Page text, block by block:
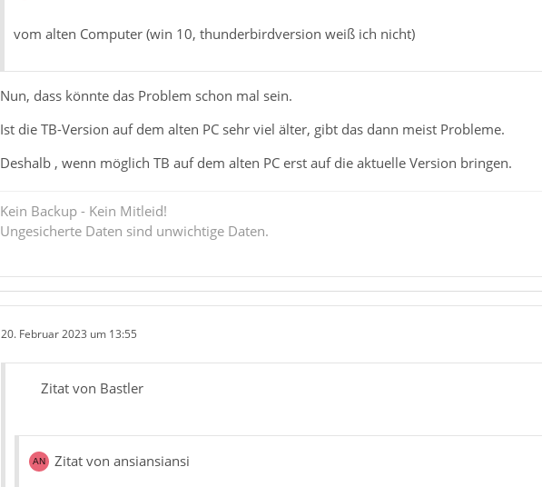
vom alten Computer (win 10, thunderbirdversion weiß ich nicht)
Nun, dass könnte das Problem schon mal sein.
Ist die TB-Version auf dem alten PC sehr viel älter, gibt das dann meist Probleme.
Deshalb , wenn möglich TB auf dem alten PC erst auf die aktuelle Version bringen.
Kein Backup - Kein Mitleid!
Ungesicherte Daten sind unwichtige Daten.
20. Februar 2023 um 13:55
Zitat von Bastler
Zitat von ansiansiansi